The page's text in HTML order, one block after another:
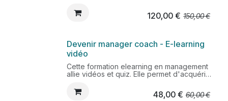
compte des résistances au changement
éventuelles et bien communiquer sont
120,00€ 150,00€
Devenir manager coach - E-learning
vidéo
Cette formation elearning en management
allie vidéos et quiz. Elle permet d'acquérir
d'accompagner son équipe au quotidien.
Adopter une posture de coach dans
48,00€ 60,00€